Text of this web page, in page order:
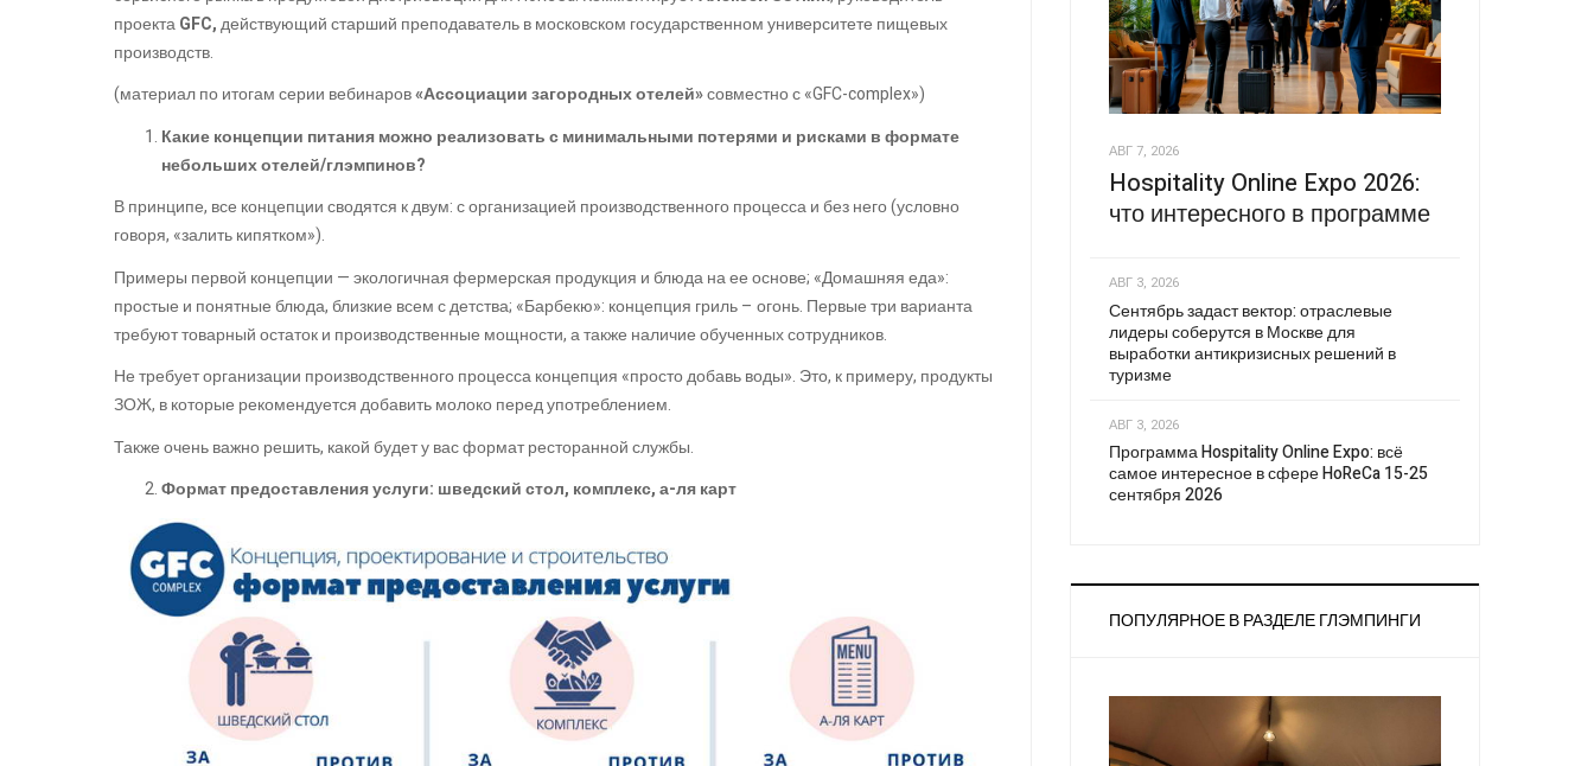
проектаGFC,действующий старший преподаватель в московском государственном университете пищевых
производств.
(материал по итогам серии вебинаров«Ассоциации загородных отелей»совместно с «GFC-complex»)
Какие концепции питания можно реализовать с минимальными потерями и рисками в формате
небольших отелей/глэмпинов?
В принципе, все концепции сводятся к двум: с организацией производственного процесса и без него (условно
говоря, «залить кипятком»).
Примеры первой концепции — экологичная фермерская продукция и блюда на ее основе; «Домашняя еда»:
простые и понятные блюда, близкие всем с детства; «Барбекю»: концепция гриль – огонь. Первые три варианта
требуют товарный остаток и производственные мощности, а также наличие обученных сотрудников.
Не требует организации производственного процесса концепция «просто добавь воды». Это, к примеру, продукты
ЗОЖ, в которые рекомендуется добавить молоко перед употреблением.
Также очень важно решить, какой будет у вас формат ресторанной службы.
Формат предоставления услуги: шведский стол, комплекс, а-ля карт
АВГ 7, 2026
Hospitality Online Expo 2026:
что интересного в программе
АВГ 3, 2026
Сентябрь задаст вектор: отраслевые
лидеры соберутся в Москве для
выработки антикризисных решений в
туризме
АВГ 3, 2026
Программа Hospitality Online Expo: всё
самое интересное в сфере HoReCa 15-25
сентября 2026
ПОПУЛЯРНОЕ В РАЗДЕЛЕ ГЛЭМПИНГИ